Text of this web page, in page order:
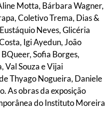
Motta, Bárbara Wagner,
Coletivo Trema, Dias &
Neves, Glicéria
Igi Ayedun, João
Sofia Borges,
Val Souza e Vijai
Thyago Nogueira, Daniele
As obras da exposição
do Instituto Moreira